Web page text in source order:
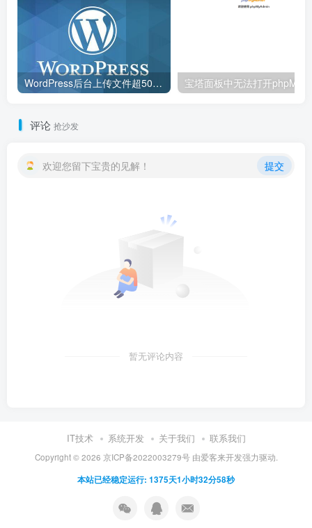
WordPress后台上传文件超50M大小受限制解除方法
评论 抢沙发
欢迎您留下宝贵的见解！ 提交
暂无评论内容
IT技术 系统开发 关于我们 联系我们
Copyright ©2026 京ICP备2022003279号由爱客来开发强力驱动.
本站已经稳定运行: 1375天1小时32分58秒